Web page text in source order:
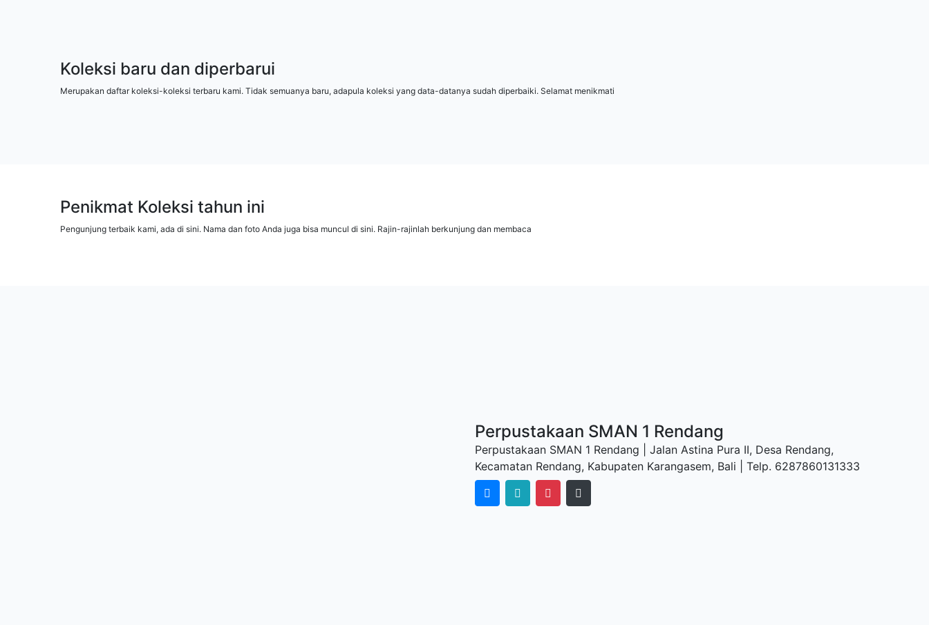
Koleksi baru dan diperbarui
Merupakan daftar koleksi-koleksi terbaru kami. Tidak semuanya baru, adapula koleksi yang data-datanya sudah diperbaiki. Selamat menikmati
Penikmat Koleksi tahun ini
Pengunjung terbaik kami, ada di sini. Nama dan foto Anda juga bisa muncul di sini. Rajin-rajinlah berkunjung dan membaca
Perpustakaan SMAN 1 Rendang
Perpustakaan SMAN 1 Rendang | Jalan Astina Pura II, Desa Rendang,
Kecamatan Rendang, Kabupaten Karangasem, Bali | Telp. 6287860131333